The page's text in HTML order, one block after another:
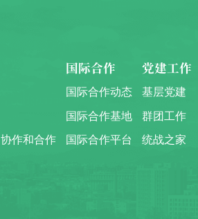
作和合作
国际合作
国际合作动态
国际合作基地
国际合作平台
党建工作
基层党建
群团工作
统战之家